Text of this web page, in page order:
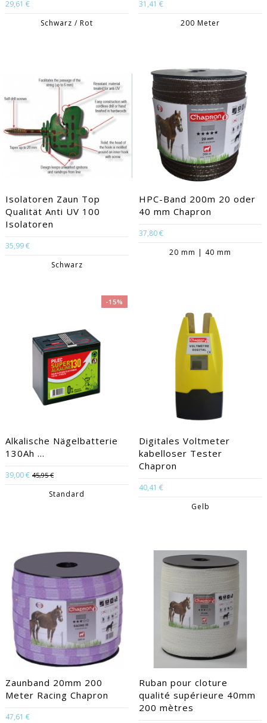
29,61 €
Schwarz / Rot
31,41 €
200 Meter
Isolatoren Zaun Top
Qualität Anti UV 100
Isolatoren
35,99 €
Schwarz
HPC-Band 200m 20 oder
40 mm Chapron
37,80 €
20 mm | 40 mm
-15%
Alkalische Nägelbatterie
130Ah ...
39,00 € 45,95 €
Standard
Digitales Voltmeter
kabelloser Tester
Chapron
40,41 €
Gelb
Zaunband 20mm 200
Meter Racing Chapron
47,61 €
Ruban pour cloture
qualité supérieure 40mm
200 mètres